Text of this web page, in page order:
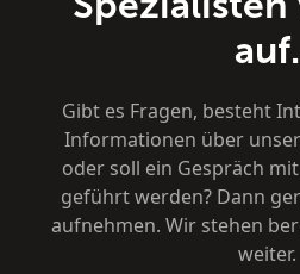
auf.
Gibt es Fragen, besteht
Informationen über
oder soll ein Gespräch
geführt werden? Dann
aufnehmen. Wir stehen
weiter.